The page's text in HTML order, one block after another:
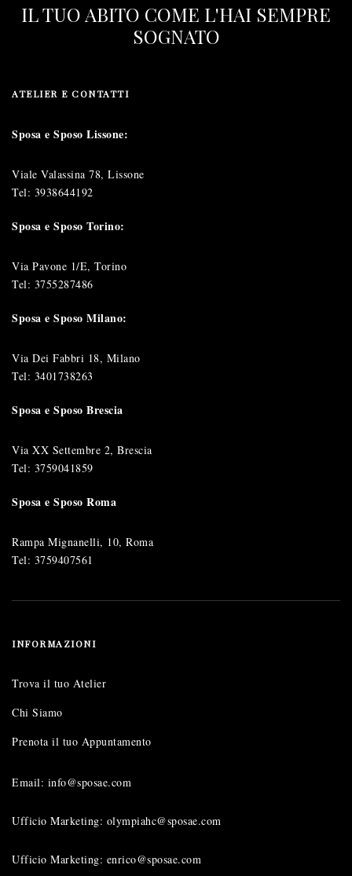
IL TUO ABITO COME L'HAI SEMPRE
SOGNATO
ATELIER E CONTATTI
Sposa e Sposo Lissone:
Viale Valassina 78, Lissone
Tel: 3938644192
Sposa e Sposo Torino:
Via Pavone 1/E, Torino
Tel: 3755287486
Sposa e Sposo Milano:
Via Dei Fabbri 18, Milano
Tel: 3401738263
Sposa e Sposo Brescia
Via XX Settembre 2, Brescia
Tel: 3759041859
Sposa e Sposo Roma
Rampa Mignanelli, 10, Roma
Tel: 3759407561
INFORMAZIONI
Trova il tuo Atelier
Chi Siamo
Prenota il tuo Appuntamento
Email: info@sposae.com
Ufficio Marketing: olympiahc@sposae.com
Ufficio Marketing: enrico@sposae.com